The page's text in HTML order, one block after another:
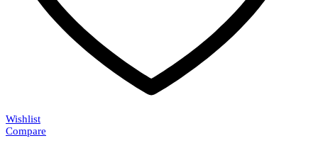
Wishlist
Compare